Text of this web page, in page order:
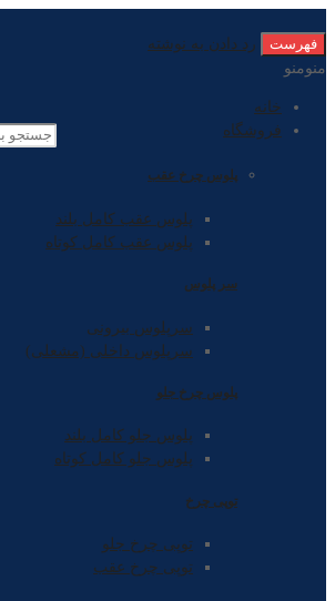
فهرست
رد دادن به نوشته
منومنو
خانه
فروشگاه
پلوس چرخ عقب
پلوس عقب کامل بلند
پلوس عقب کامل کوتاه
سر پلوس
سرپلوس بیرونی
سرپلوس داخلی (مشعلی)
پلوس چرخ جلو
پلوس جلو کامل بلند
پلوس جلو کامل کوتاه
توپی چرخ
توپی چرخ جلو
توپی چرخ عقب